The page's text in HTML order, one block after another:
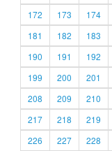
172
173 174
181
182 183
190
191 192
199
200 201
208
209 210
217
218 219
226
227 228